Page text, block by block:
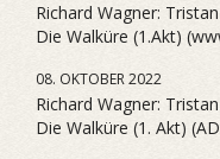
Richard Wagner:
Die Walküre (1.Akt)
08. OKTOBER 2022
Richard Wagner:
Die Walküre (1. Akt)